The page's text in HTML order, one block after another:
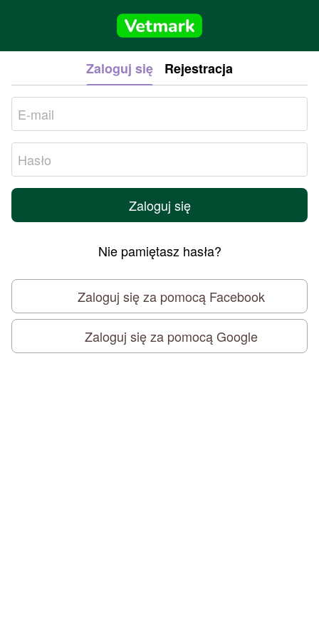
Zaloguj się Rejestracja
Zaloguj się
Nie pamiętasz hasła?
Zaloguj się za pomocą Facebook
Zaloguj się za pomocą Google